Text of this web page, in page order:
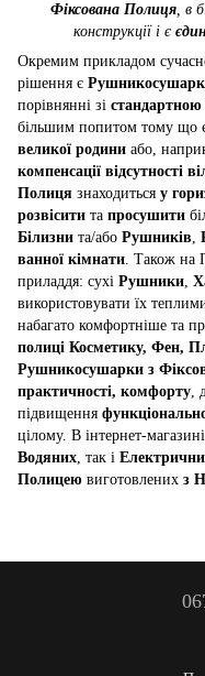
Фіксована Полиця, в
конструкції і є
Окремим прикладом
рішення є
порівнянні зі
більшим попитом тому що
великої родини або,
компенсації відсутності
Полиця знаходиться у
розвісити та просушити
Білизни та/або Рушників,
ванної кімнати. Також на
приладдя: сухі Рушники,
використовувати їх
набагато комфортніше та
полиці Косметику, Фен,
Рушникосушарки з
практичності, комфорту,
підвищення
цілому. В інтернет-магазині
Водяних, так і
Полицею виготовлених з